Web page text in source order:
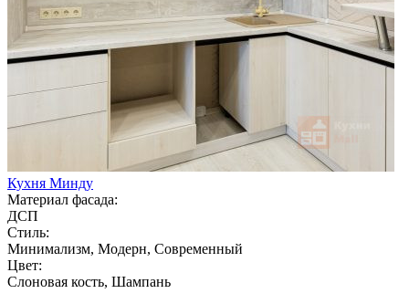
Кухня Минду
Материал фасада:
ДСП
Стиль:
Минимализм, Модерн, Современный
Цвет:
Слоновая кость, Шампань